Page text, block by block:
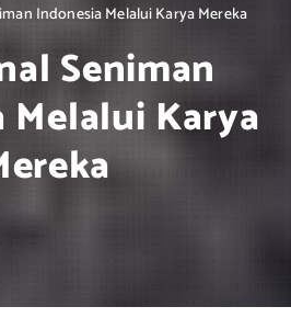
Indonesia Melalui Karya Mereka
Seniman
Melalui Karya